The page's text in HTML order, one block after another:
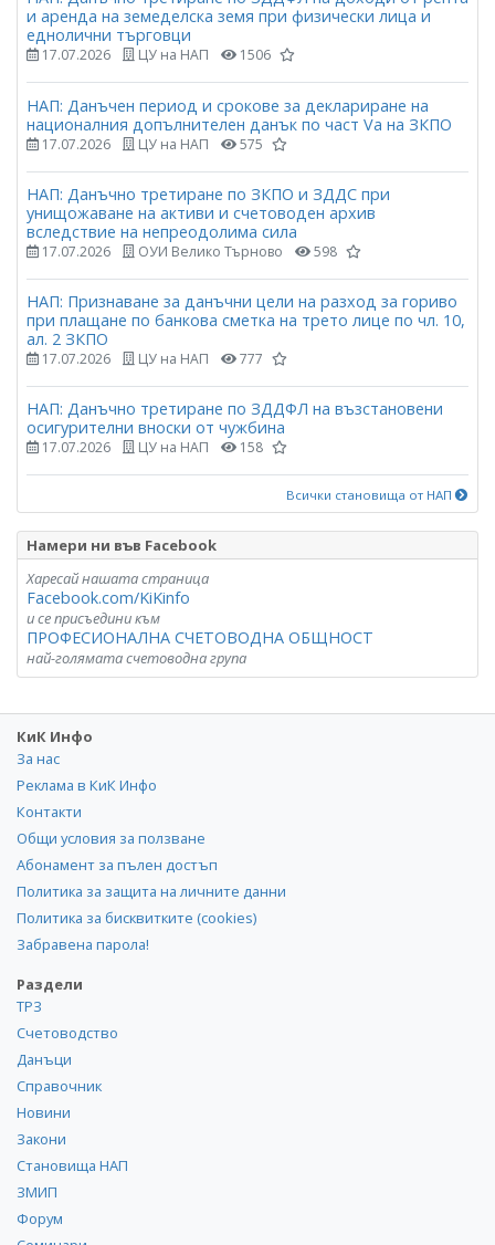
и аренда на земеделска земя при физически лица и
еднолични търговци
17.07.2026 ЦУ на НАП 1506
НАП: Данъчен период и срокове за деклариране на
националния допълнителен данък по част Vа на ЗКПО
17.07.2026 ЦУ на НАП 575
НАП: Данъчно третиране по ЗКПО и ЗДДС при
унищожаване на активи и счетоводен архив
вследствие на непреодолима сила
17.07.2026 ОУИ Велико Търново 598
НАП: Признаване за данъчни цели на разход за гориво
при плащане по банкова сметка на трето лице по чл. 10,
ал. 2 ЗКПО
17.07.2026 ЦУ на НАП 777
НАП: Данъчно третиране по ЗДДФЛ на възстановени
осигурителни вноски от чужбина
17.07.2026 ЦУ на НАП 158
Всички становища от НАП
Намери ни във Facebook
Харесай нашата страница
Facebook.com/KiKinfo
и се присъедини към
ПРОФЕСИОНАЛНА СЧЕТОВОДНА ОБЩНОСТ
най-голямата счетоводна група
КиК Инфо
За нас
Реклама в КиК Инфо
Контакти
Общи условия за ползване
Абонамент за пълен достъп
Политика за защита на личните данни
Политика за бисквитките (cookies)
Забравена парола!
Раздели
ТРЗ
Счетоводство
Данъци
Справочник
Новини
Закони
Становища НАП
ЗМИП
Форум